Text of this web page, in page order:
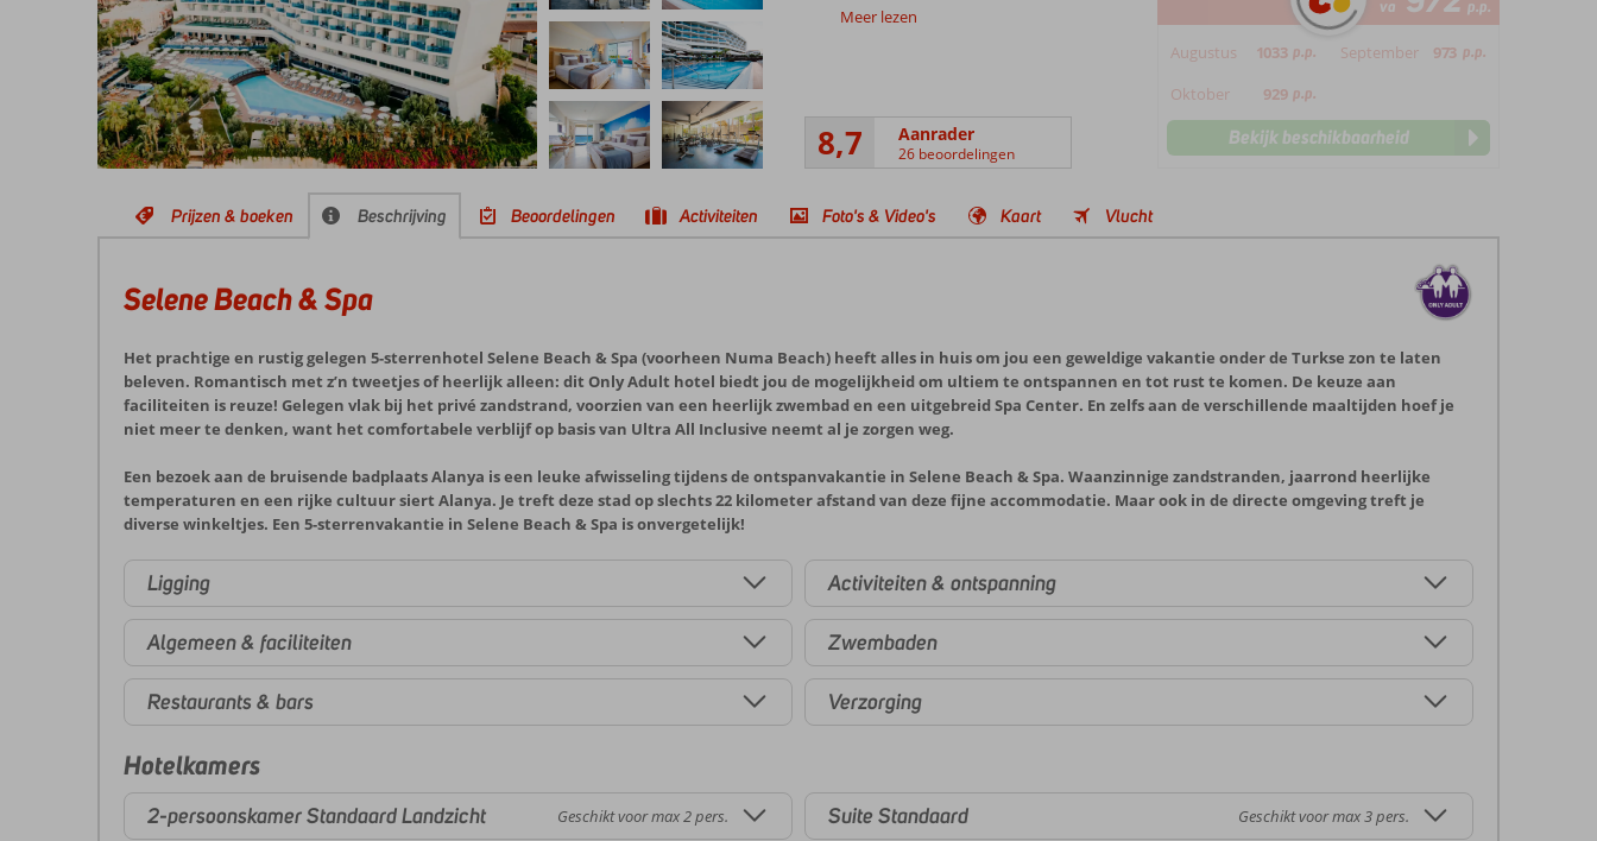
Meer lezen
8,7 Aanrader
26 beoordelingen
va p.p.
Augustus 1033 p.p. September 973 p.p.
Oktober 929 p.p.
Bekijk beschikbaarheid
Prijzen & boeken Beschrijving Beoordelingen Activiteiten Foto's & Video's Kaart Vlucht
Selene Beach & Spa
Het prachtige en rustig gelegen 5-sterrenhotel Selene Beach & Spa (voorheen Numa Beach) heeft alles in huis om jou een geweldige vakantie onder de Turkse zon te laten
beleven. Romantisch met z’n tweetjes of heerlijk alleen: dit Only Adult hotel biedt jou de mogelijkheid om ultiem te ontspannen en tot rust te komen. De keuze aan
faciliteiten is reuze! Gelegen vlak bij het privé zandstrand, voorzien van een heerlijk zwembad en een uitgebreid Spa Center. En zelfs aan de verschillende maaltijden hoef je
niet meer te denken, want het comfortabele verblijf op basis van Ultra All Inclusive neemt al je zorgen weg.
Een bezoek aan de bruisende badplaats Alanya is een leuke afwisseling tijdens de ontspanvakantie in Selene Beach & Spa. Waanzinnige zandstranden, jaarrond heerlijke
temperaturen en een rijke cultuur siert Alanya. Je treft deze stad op slechts 22 kilometer afstand van deze fijne accommodatie. Maar ook in de directe omgeving treft je
diverse winkeltjes. Een 5-sterrenvakantie in Selene Beach & Spa is onvergetelijk!
Ligging
Algemeen & faciliteiten
Restaurants & bars
Activiteiten & ontspanning
Zwembaden
Verzorging
Hotelkamers
2-persoonskamer Standaard Landzicht Geschikt voor max 2 pers. Suite Standaard Geschikt voor max 3 pers.